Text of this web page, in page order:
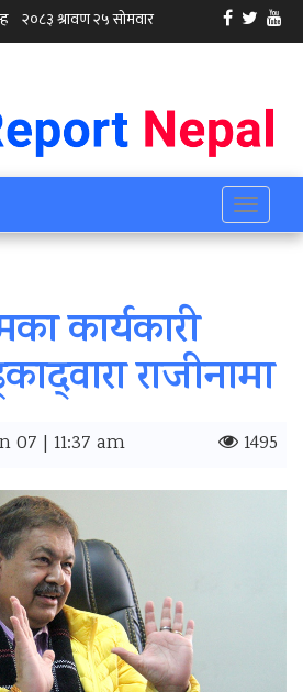
Toggle
कार्यकारी
राजीनामा
07 | 11:37 am 1495